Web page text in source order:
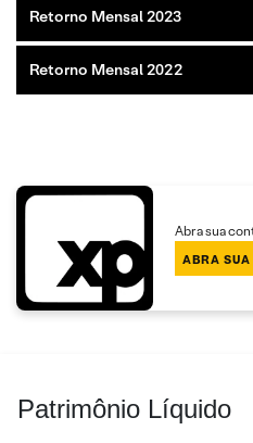
Retorno Mensal 2023
Retorno Mensal 2022
Abra sua
ABRA
Patrimônio Líquido